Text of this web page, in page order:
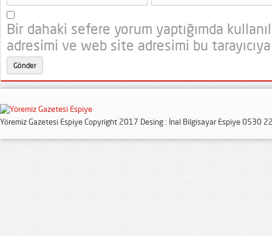
Bir dahaki sefere yorum yaptığımda
adresimi ve web site adresimi bu
Yöremiz Gazetesi Espiye Copyright 2017 Desing : İnal Bilgisayar Espiye 0530